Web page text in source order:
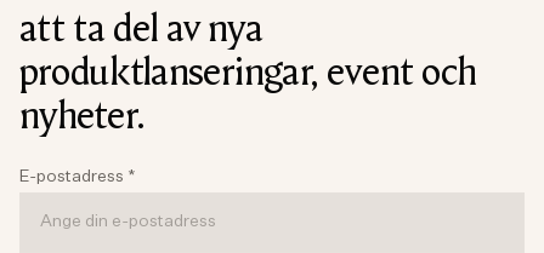
att ta del av nya
produktlanseringar, event och
nyheter.
E-postadress *